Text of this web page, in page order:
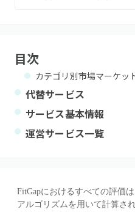
目次
カテゴリ別市場マーケッ
代替サービス
サービス基本情報
運営サービス一覧
FitGapにおけるすべての評価
アルゴリズムを用いて計算さ